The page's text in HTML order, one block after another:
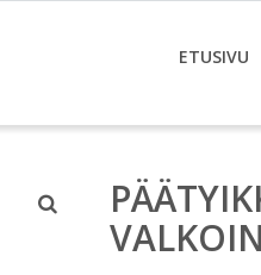
ETUSIVU